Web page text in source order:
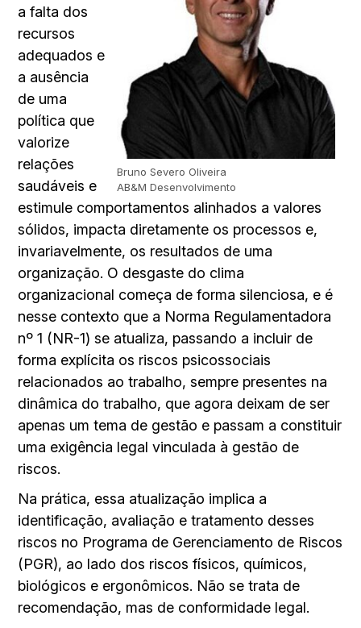
Bruno Severo Oliveira
AB&M Desenvolvimento
a falta dos
recursos
adequados e
a ausência
de uma
política que
valorize
relações
saudáveis e
estimule comportamentos alinhados a valores
sólidos, impacta diretamente os processos e,
invariavelmente, os resultados de uma
organização. O desgaste do clima
organizacional começa de forma silenciosa, e é
nesse contexto que a Norma Regulamentadora
nº 1 (NR-1) se atualiza, passando a incluir de
forma explícita os riscos psicossociais
relacionados ao trabalho, sempre presentes na
dinâmica do trabalho, que agora deixam de ser
apenas um tema de gestão e passam a constituir
uma exigência legal vinculada à gestão de
riscos.
Na prática, essa atualização implica a
identificação, avaliação e tratamento desses
riscos no Programa de Gerenciamento de Riscos
(PGR), ao lado dos riscos físicos, químicos,
biológicos e ergonômicos. Não se trata de
recomendação, mas de conformidade legal.